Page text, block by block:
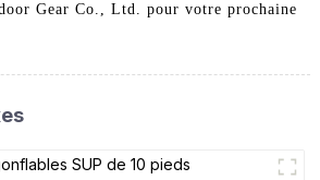
Gear Co., Ltd. pour votre prochaine